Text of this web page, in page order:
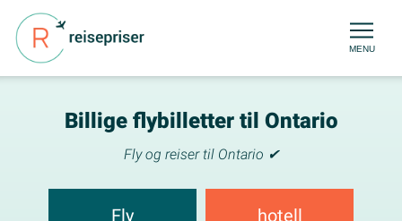
MENU
Billige flybilletter til Ontario
Fly og reiser til Ontario ✔
Fly hotell